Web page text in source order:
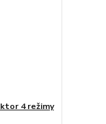
4 režimy